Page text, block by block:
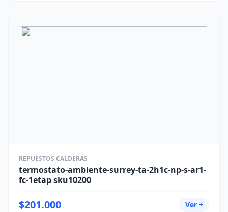
REPUESTOS CALDERAS
termostato-ambiente-surrey-ta-2h1c-np-s-ar1-
fc-1etap sku10200
$201.000 Ver +